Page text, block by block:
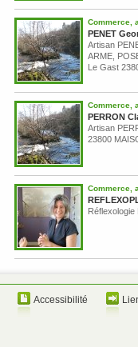
Commerce,
PENET
Artisan
ARME,
Le Gast
Commerce,
PERRON
Artisan
23800
Commerce,
Réflexologie
Accessibilité